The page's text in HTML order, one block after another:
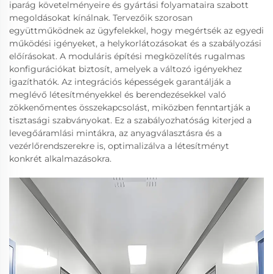
iparág követelményeire és gyártási folyamataira szabott
megoldásokat kínálnak. Tervezőik szorosan
együttműködnek az ügyfelekkel, hogy megértsék az egyedi
működési igényeket, a helykorlátozásokat és a szabályozási
előírásokat. A moduláris építési megközelítés rugalmas
konfigurációkat biztosít, amelyek a változó igényekhez
igazíthatók. Az integrációs képességek garantálják a
meglévő létesítményekkel és berendezésekkel való
zökkenőmentes összekapcsolást, miközben fenntartják a
tisztasági szabványokat. Ez a szabályozhatóság kiterjed a
levegőáramlási mintákra, az anyagválasztásra és a
vezérlőrendszerekre is, optimalizálva a létesítményt
konkrét alkalmazásokra.